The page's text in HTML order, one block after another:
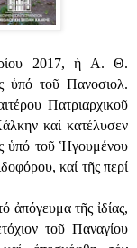
2017, ἡ Α. Θ.
ὑπό τοῦ Πανοσιολ.
Πατριαρχικοῦ
καί κατέλυσεν
ὑπό τοῦ Ἡγουμένου
καί τῆς περί
τῆς ἰδίας,
τοῦ Παναγίου